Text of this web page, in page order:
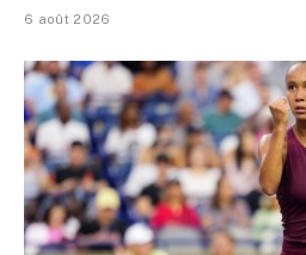
6 août 2026